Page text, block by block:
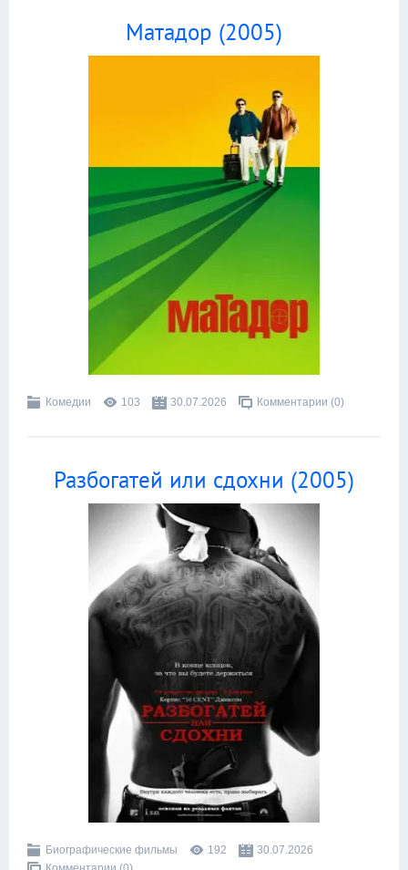
Матадор (2005)
Комедии 103 30.07.2026 Комментарии (0)
Разбогатей или сдохни (2005)
Биографические фильмы 192
30.07.2026